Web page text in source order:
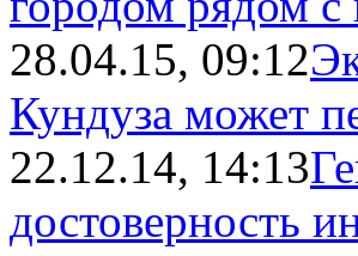
28.04.15, 09:12
Кундуза может
22.12.14, 14:13
достоверность